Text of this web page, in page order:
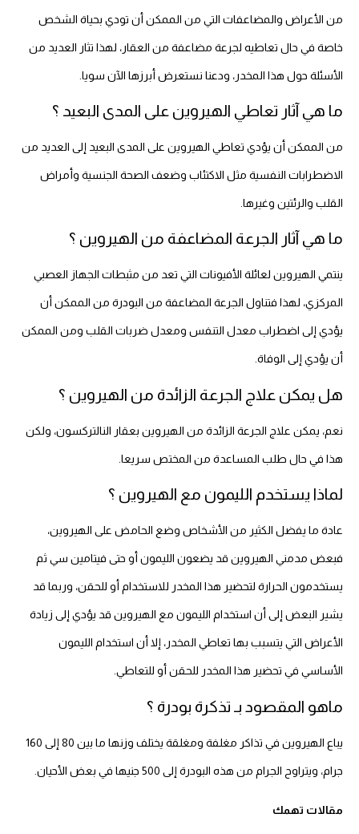
من الأعراض والمضاعفات التي من الممكن أن تودي بحياة الشخص
خاصة في حال تعاطيه لجرعة مضاعفة من العقار، لهذا تثار العديد من
الأسئلة حول هذا المخدر، ودعنا نستعرض أبرزها الآن سويا.
ما هي آثار تعاطي الهيروين على المدى البعيد ؟
من الممكن أن يؤدي تعاطي الهيروين على المدى البعيد إلى العديد من
الاضطرابات النفسية مثل الاكتئاب وضعف الصحة الجنسية وأمراض
القلب والرئتين وغيرها.
ما هي آثار الجرعة المضاعفة من الهيروين ؟
ينتمي الهيروين لعائلة الأفيونات التي تعد من مثبطات الجهاز العصبي
المركزي، لهذا فتناول الجرعة المضاعفة من البودرة من الممكن أن
يؤدي إلى اضطراب معدل التنفس ومعدل ضربات القلب ومن الممكن
أن يؤدي إلى الوفاة.
هل يمكن علاج الجرعة الزائدة من الهيروين ؟
نعم، يمكن علاج الجرعة الزائدة من الهيروين بعقار النالتركسون، ولكن
هذا في حال طلب المساعدة من المختص سريعا.
لماذا يستخدم الليمون مع الهيروين ؟
عادة ما يفضل الكثير من الأشخاص وضع الحامض على الهيروين،
فبعض مدمني الهيروين قد يضعون الليمون أو حتى فيتامين سي ثم
يستخدمون الحرارة لتحضير هذا المخدر للاستخدام أو للحقن، وربما قد
يشير البعض إلى أن استخدام الليمون مع الهيروين قد يؤدي إلى زيادة
الأعراض التي يتسبب بها تعاطي المخدر، إلا أن استخدام الليمون
الأساسي في تحضير هذا المخدر للحقن أو للتعاطي.
ماهو المقصود بـ تذكرة بودرة ؟
يباع الهيروين في تذاكر مغلفة ومغلقة يختلف وزنها ما بين 80 إلى 160
جرام، ويتراوح الجرام من هذه البودرة إلى 500 جنيها في بعض الأحيان.
مقالات تهمك